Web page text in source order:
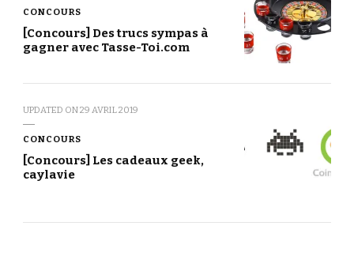
CONCOURS
[Concours] Des trucs sympas à
gagner avec Tasse-Toi.com
UPDATED ON29 AVRIL 2019
CONCOURS
[Concours] Les cadeaux geek,
caylavie